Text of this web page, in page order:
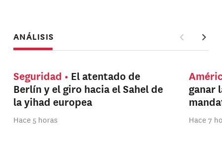
ANÁLISIS
Seguridad
El atentado de
Berlín y el giro hacia el Sahel de
la yihad europea
Hace 5 horas
ganar
Hace 7